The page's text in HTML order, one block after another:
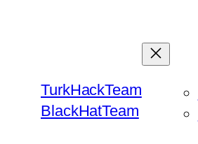
TurkHackTeam
BlackHatTeam